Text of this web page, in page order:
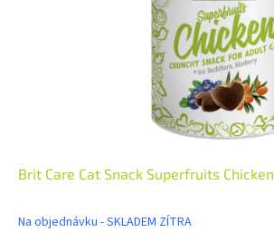
Brit Care Cat Snack Superfruits Chicken
Na objednávku - SKLADEM ZÍTRA